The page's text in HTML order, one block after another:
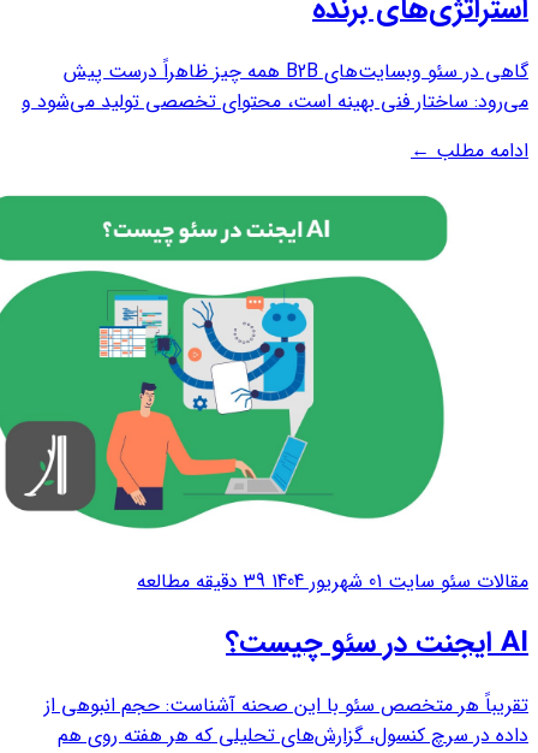
استراتژی‌های برنده
گاهی در سئو وبسایت‌های B2B همه چیز ظاهراً درست پیش
می‌رود: ساختار فنی بهینه است، محتوای تخصصی تولید می‌شود و
با پرسشی اساسی روبه‌رو...
ادامه مطلب←
مقالات سئو سایت 01 شهریور 1404 39 دقیقه مطالعه
AI ایجنت در سئو چیست؟
تقریباً هر متخصص سئو با این صحنه آشناست: حجم انبوهی از
داده در سرچ کنسول، گزارش‌های تحلیلی که هر هفته روی هم